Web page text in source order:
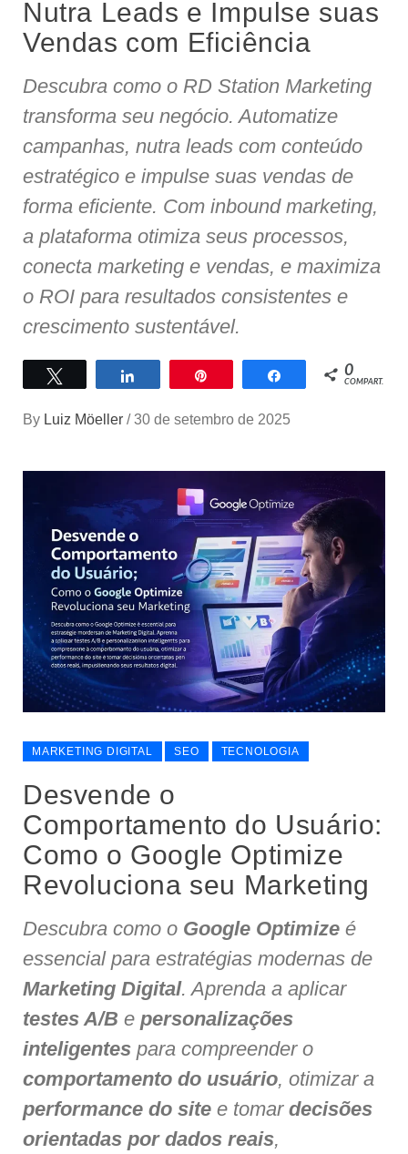
Nutra Leads e Impulse suas
Vendas com Eficiência
Descubra como o RD Station Marketing
transforma seu negócio. Automatize
campanhas, nutra leads com conteúdo
estratégico e impulse suas vendas de
forma eficiente. Com inbound marketing,
a plataforma otimiza seus processos,
conecta marketing e vendas, e maximiza
o ROI para resultados consistentes e
crescimento sustentável.
Compartilhar Compartilhar
0
COMPART.
By Luiz Möeller / 30 de setembro de 2025
MARKETING DIGITAL SEO TECNOLOGIA
Desvende o
Comportamento do Usuário:
Como o Google Optimize
Revoluciona seu Marketing
Descubra como o Google Optimize é
essencial para estratégias modernas de
Marketing Digital. Aprenda a aplicar
testes A/B e personalizações
inteligentes para compreender o
comportamento do usuário, otimizar a
performance do site e tomar decisões
orientadas por dados reais,